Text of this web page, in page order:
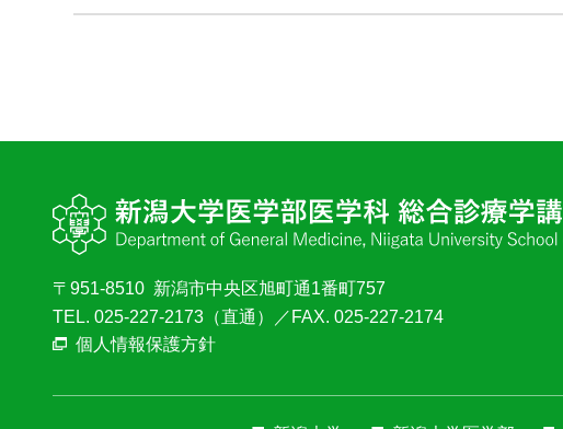
〒951-8510 新潟市中央区旭町通1番町757
TEL. 025-227-2173（直通）
／FAX. 025-227-2174
個人情報保護方針